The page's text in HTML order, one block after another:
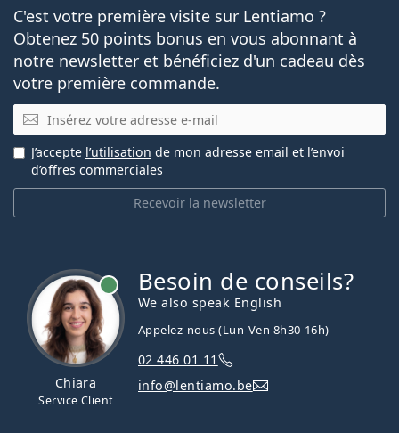
C'est votre première visite sur Lentiamo ?
Obtenez 50 points bonus en vous abonnant à
notre newsletter et bénéficiez d'un cadeau dès
votre première commande.
E-mail
Recevoir la newsletter
J’accepte l’utilisation de mon adresse email et l’envoi
d’offres commerciales
Chiara
Service Client
Besoin de conseils?
We also speak English
Appelez-nous (Lun-Ven 8h30-16h)
02 446 01 11
info@lentiamo.be